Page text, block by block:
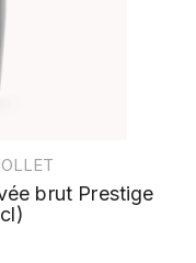
brut Prestige